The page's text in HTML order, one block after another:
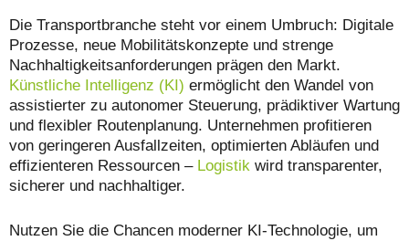
Die Transportbranche steht vor einem Umbruch: Digitale
Prozesse, neue Mobilitätskonzepte und strenge
Nachhaltigkeitsanforderungen prägen den Markt.
Künstliche Intelligenz (KI) ermöglicht den Wandel von
assistierter zu autonomer Steuerung, prädiktiver Wartung
und flexibler Routenplanung. Unternehmen profitieren
von geringeren Ausfallzeiten, optimierten Abläufen und
effizienteren Ressourcen – Logistik wird transparenter,
sicherer und nachhaltiger.
Nutzen Sie die Chancen moderner KI-Technologie, um